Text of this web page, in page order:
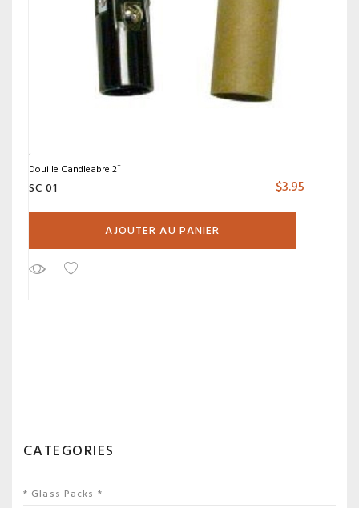
Douille Candleabre 2¨
SC 01 $3.95
AJOUTER AU PANIER
CATEGORIES
* Glass Packs *